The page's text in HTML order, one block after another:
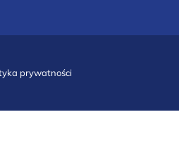
prywatności